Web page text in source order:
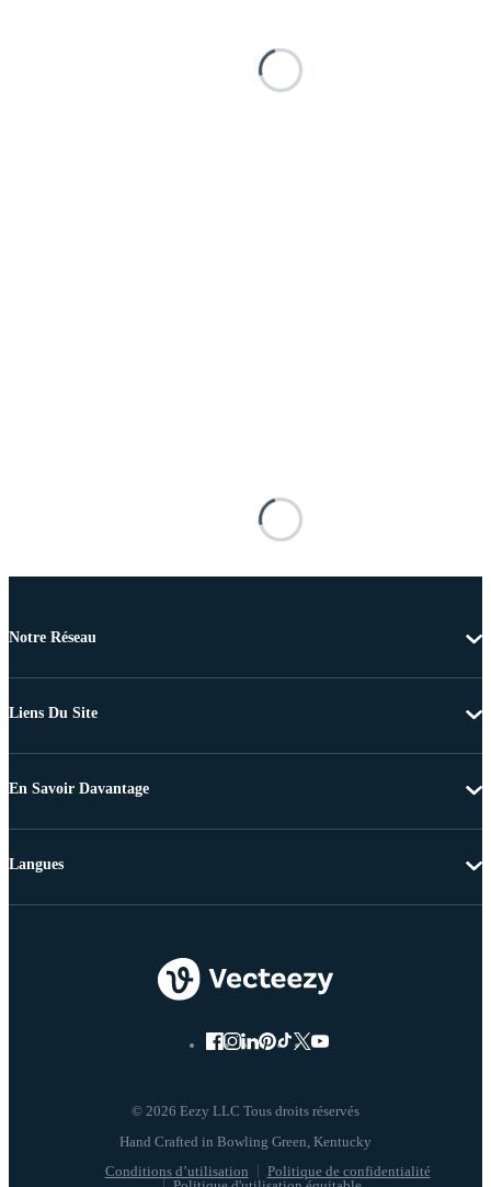
Notre Réseau
Liens Du Site
En Savoir Davantage
© 2026 Eezy LLC Tous droits réservés
Conditions d’utilisation
Politique de confidentialité
Langues